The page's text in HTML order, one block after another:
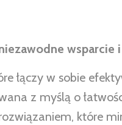
wsparcie
łączy w sobie
z myślą o
które